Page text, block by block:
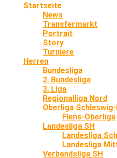
Startseite
News
Transfermarkt
Portrait
Story
Turniere
Herren
Bundesliga
2. Bundesliga
3. Liga
Regionalliga Nord
Oberliga
Flens-Oberliga
Landesliga SH
Landesliga
Landesliga
Verbandsliga SH